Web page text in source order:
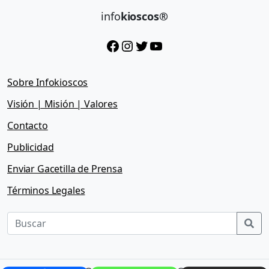
infokioscos®
Facebook InstagramTwitter YouTube
Sobre Infokioscos
Visión | Misión | Valores
Contacto
Publicidad
Enviar Gacetilla de Prensa
Términos Legales